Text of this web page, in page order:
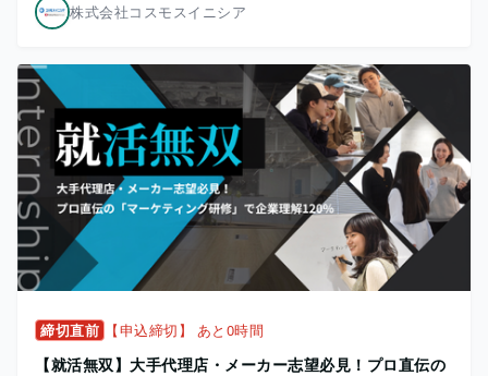
株式会社コスモスイニシア
締切直前 【申込締切】 あと0時間
【就活無双】大手代理店・メーカー志望必見！プロ直伝の